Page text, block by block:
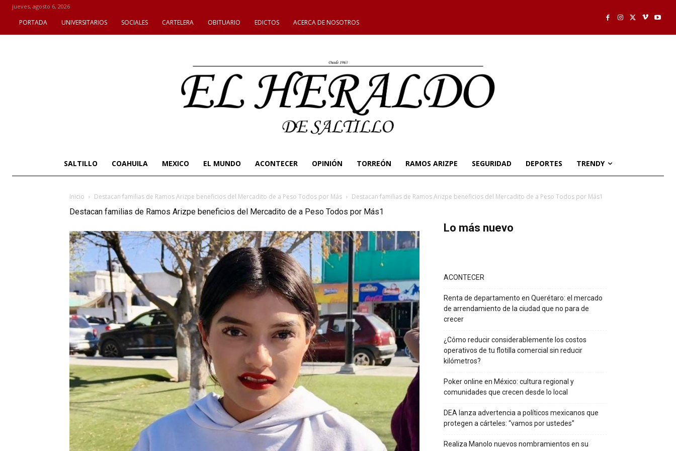
jueves, agosto 6, 2026
PORTADA UNIVERSITARIOS SOCIALES CARTELERA OBITUARIO EDICTOS ACERCA DE NOSOTROS
SALTILLO COAHUILA MEXICO EL MUNDO ACONTECER OPINIÓN TORREÓN RAMOS ARIZPE SEGURIDAD DEPORTES TRENDY
Inicio Destacan familias de Ramos Arizpe beneficios del Mercadito de a Peso Todos por Más Destacan familias de Ramos Arizpe beneficios del Mercadito de a Peso Todos por Más1
Destacan familias de Ramos Arizpe beneficios del Mercadito de a Peso Todos por Más1
Lo más nuevo
ACONTECER
Renta de departamento en Querétaro: el mercado
de arrendamiento de la ciudad que no para de
crecer
¿Cómo reducir considerablemente los costos
operativos de tu flotilla comercial sin reducir
kilómetros?
Poker online en México: cultura regional y
comunidades que crecen desde lo local
DEA lanza advertencia a políticos mexicanos que
protegen a cárteles: “vamos por ustedes”
Realiza Manolo nuevos nombramientos en su